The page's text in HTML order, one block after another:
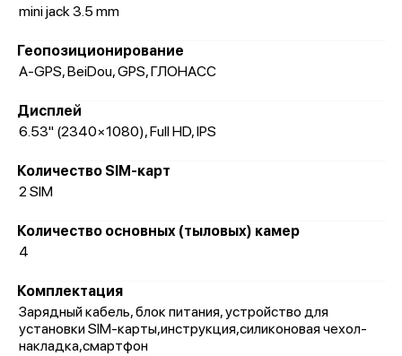
mini jack 3.5 mm
Геопозиционирование
A-GPS, BeiDou, GPS, ГЛОНАСС
Дисплей
6.53" (2340×1080), Full HD, IPS
Количество SIM-карт
2 SIM
Количество основных (тыловых) камер
4
Комплектация
Зарядный кабель, блок питания, устройство для
установки SIM-карты,инструкция,силиконовая чехол-
накладка,смартфон